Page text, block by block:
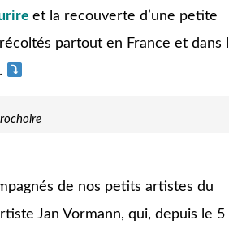
et la recouverte d’une petite
partout en France et dans
de nos petits artistes du
Jan Vormann, qui, depuis le 5